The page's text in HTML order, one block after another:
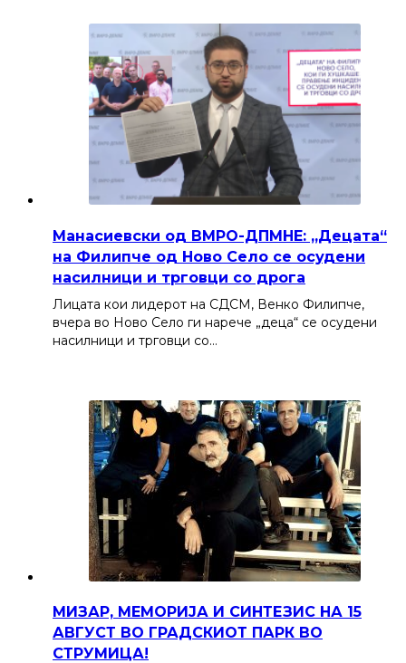
Манасиевски од ВМРО-ДПМНЕ: „Децата“
на Филипче од Ново Село се осудени
насилници и трговци со дрога
Лицата кои лидерот на СДСМ, Венко Филипче,
вчера во Ново Село ги нарече „деца“ се осудени
насилници и трговци со…
МИЗАР, МЕМОРИЈА И СИНТЕЗИС НА 15
АВГУСТ ВО ГРАДСКИОТ ПАРК ВО
СТРУМИЦА!